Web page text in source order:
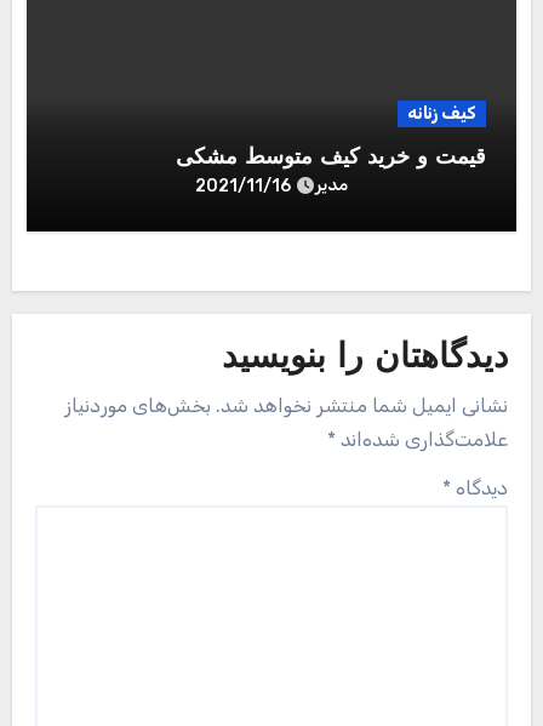
کیف زنانه
قیمت و خرید کیف متوسط مشکی
مدیر 2021/11/16
دیدگاهتان را بنویسید
نشانی ایمیل شما منتشر نخواهد شد. بخش‌های موردنیاز
علامت‌گذاری شده‌اند *
دیدگاه *